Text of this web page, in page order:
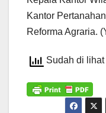
Kantor
Reforma Agraria.
Sudah di